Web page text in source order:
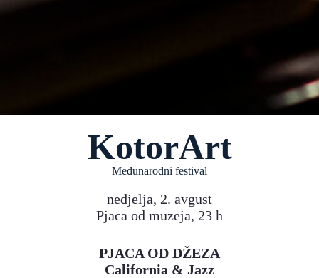
KotorArt
Međunarodni festival
nedjelja, 2. avgust
Pjaca od muzeja, 23 h
PJACA OD DŽEZA
California & Jazz